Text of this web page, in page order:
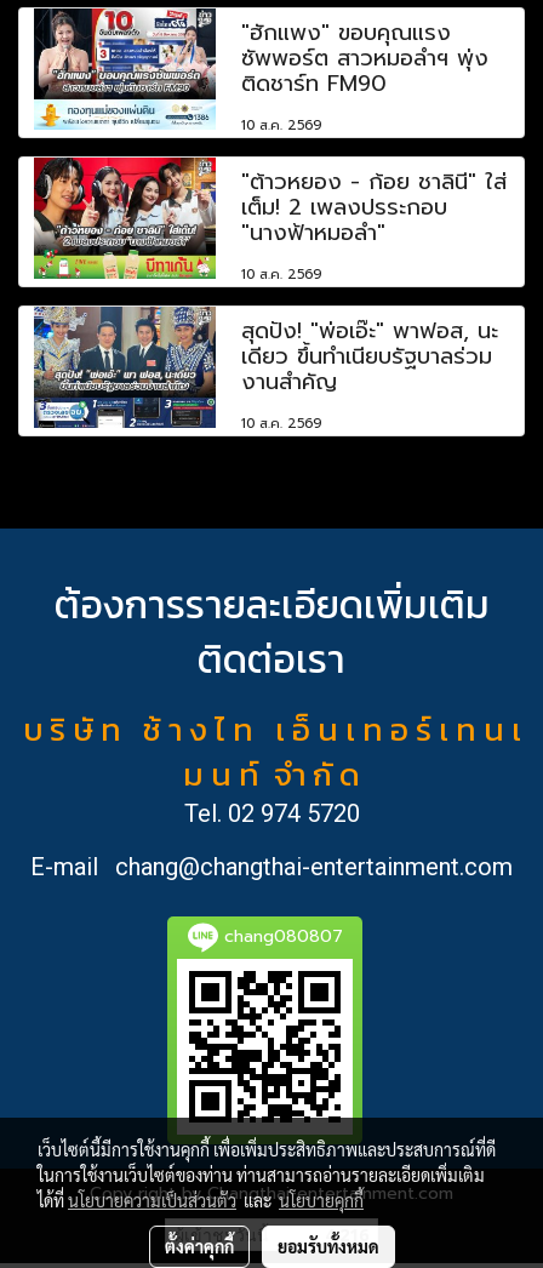
"ฮักแพง" ขอบคุณแรง
ซัพพอร์ต สาวหมอลำฯ พุ่ง
ติดชาร์ท FM90
10 ส.ค. 2569
"ต้าวหยอง - ก้อย ชาลินี" ใส่
เต็ม! 2 เพลงปรระกอบ
"นางฟ้าหมอลำ"
10 ส.ค. 2569
สุดปัง! "พ่อเอ๊ะ" พาฟอส, นะ
เดียว ขึ้นทำเนียบรัฐบาลร่วม
งานสำคัญ
10 ส.ค. 2569
ต้องการรายละเอียดเพิ่มเติม
ติดต่อเรา
บ ริ ษั ท ช้ า ง ไ ท เ อ็ น เ ท อ ร์ เ ท น เ
ม น ท์ จำ กั ด
Tel. 02 974 5720
E-mail
chang@changthai-entertainment.com
chang080807
Copy right by Changthai-entertainment.com
ผู้เข้าชมวันนี้ 4,216
เว็บไซต์นี้มีการใช้งานคุกกี้ เพื่อเพิ่มประสิทธิภาพและประสบการณ์ที่ดี
ในการใช้งานเว็บไซต์ของท่าน ท่านสามารถอ่านรายละเอียดเพิ่มเติม
ได้ที่นโยบายความเป็นส่วนตัวและนโยบายคุกกี้
ตั้งค่าคุกกี้ ยอมรับทั้งหมด